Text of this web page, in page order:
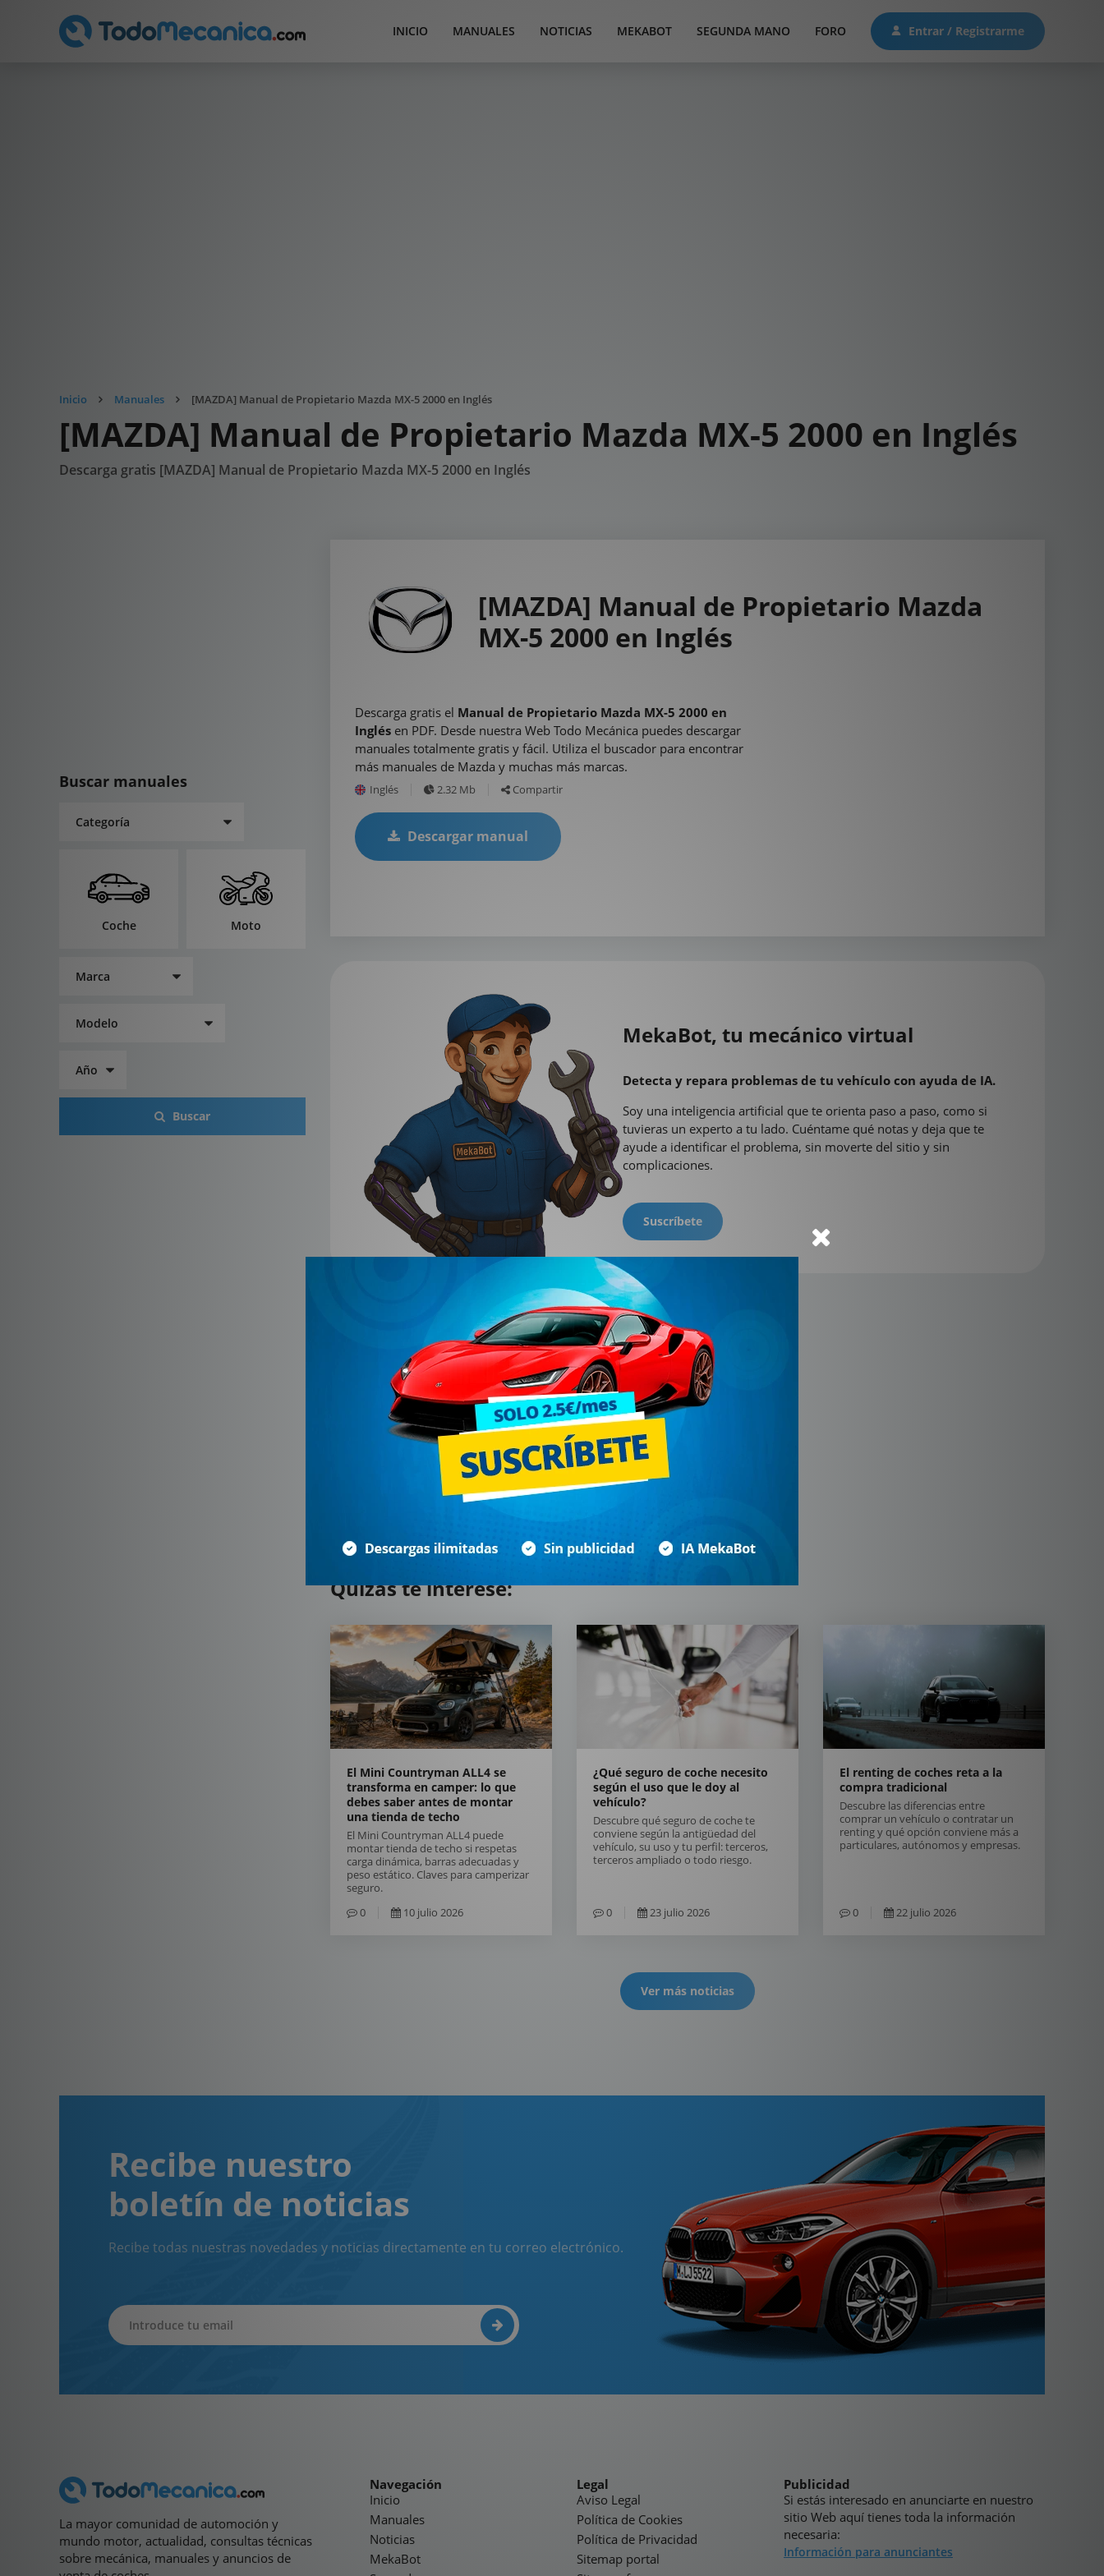
INICIO MANUALES NOTICIAS MEKABOT SEGUNDA MANO FORO Entrar / Registrarme
Inicio Manuales [MAZDA] Manual de Propietario Mazda MX-5 2000 en Inglés
[MAZDA] Manual de Propietario Mazda MX-5 2000 en Inglés
Descarga gratis [MAZDA] Manual de Propietario Mazda MX-5 2000 en Inglés
Buscar manuales
Coche Moto
Buscar
[MAZDA] Manual de Propietario Mazda
MX-5 2000 en Inglés
Descarga gratis el Manual de Propietario Mazda MX-5 2000 en
Inglés en PDF. Desde nuestra Web Todo Mecánica puedes descargar
manuales totalmente gratis y fácil. Utiliza el buscador para encontrar
más manuales de Mazda y muchas más marcas.
Inglés 2.32 Mb Compartir
Descargar manual
MekaBot, tu mecánico virtual
Detecta y repara problemas de tu vehículo con ayuda de IA.
Soy una inteligencia artificial que te orienta paso a paso, como si
tuvieras un experto a tu lado. Cuéntame qué notas y deja que te
ayude a identificar el problema, sin moverte del sitio y sin
complicaciones.
Suscríbete
Quizás te interese:
El Mini Countryman ALL4 se
transforma en camper: lo que
debes saber antes de montar
una tienda de techo
El Mini Countryman ALL4 puede
montar tienda de techo si respetas
carga dinámica, barras adecuadas y
peso estático. Claves para camperizar
seguro.
0
10 julio 2026
¿Qué seguro de coche necesito
según el uso que le doy al
vehículo?
Descubre qué seguro de coche te
conviene según la antigüedad del
vehículo, su uso y tu perfil: terceros,
terceros ampliado o todo riesgo.
0 23 julio 2026
El renting de coches reta a la
compra tradicional
Descubre las diferencias entre
comprar un vehículo o contratar un
renting y qué opción conviene más a
particulares, autónomos y empresas.
0 22 julio 2026
Ver más noticias
Recibe nuestro
boletín de noticias
Recibe todas nuestras novedades y noticias directamente en tu correo electrónico.
La mayor comunidad de automoción y
mundo motor, actualidad, consultas técnicas
sobre mecánica, manuales y anuncios de
Navegación
Inicio
Manuales
Noticias
MekaBot
Legal
Aviso Legal
Política de Cookies
Política de Privacidad
Sitemap portal
Publicidad
Si estás interesado en anunciarte en nuestro
sitio Web aquí tienes toda la información
necesaria:
Información para anunciantes